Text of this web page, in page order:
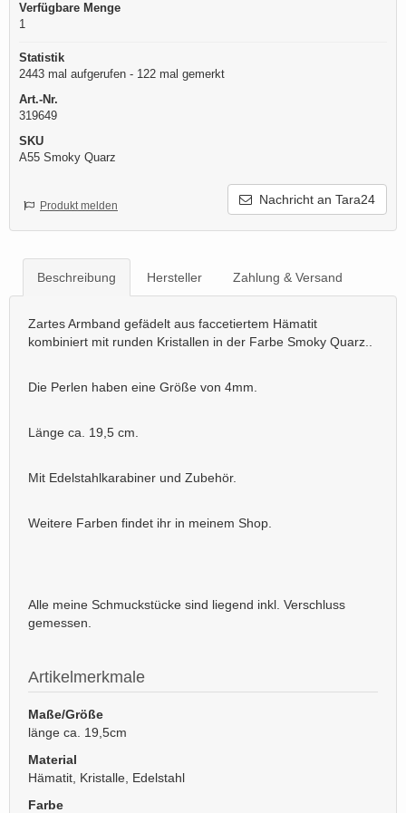
Verfügbare Menge
1
Statistik
2443 mal aufgerufen - 122 mal gemerkt
Art.-Nr.
319649
SKU
A55 Smoky Quarz
Nachricht an Tara24
Produkt melden
Beschreibung Hersteller Zahlung & Versand
Zartes Armband gefädelt aus faccetiertem Hämatit
kombiniert mit runden Kristallen in der Farbe Smoky Quarz..
Die Perlen haben eine Größe von 4mm.
Länge ca. 19,5 cm.
Mit Edelstahlkarabiner und Zubehör.
Weitere Farben findet ihr in meinem Shop.
Alle meine Schmuckstücke sind liegend inkl. Verschluss
gemessen.
Artikelmerkmale
Maße/Größe
länge ca. 19,5cm
Material
Hämatit, Kristalle, Edelstahl
Farbe